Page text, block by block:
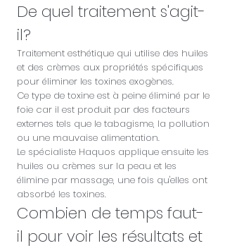
De quel traitement s'agit-
il?
Traitement esthétique qui utilise des huiles
et des crèmes aux propriétés spécifiques
pour éliminer les toxines exogènes.
Ce type de toxine est à peine éliminé par le
foie car il est produit par des facteurs
externes tels que le tabagisme, la pollution
ou une mauvaise alimentation.
Le spécialiste Haquos applique ensuite les
huiles ou crèmes sur la peau et les
élimine par massage, une fois qu'elles ont
absorbé les toxines.
Combien de temps faut-
il pour voir les résultats et